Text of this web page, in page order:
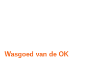
Wasgoed van de OK